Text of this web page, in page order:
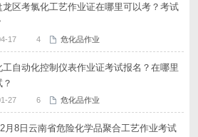
龙区考氯化工艺作业证在哪里可以考？考试
17 4 危化品作业
工自动化控制仪表作业证考试报名？在哪里
27 6 危化品作业
月8日云南省危险化学品聚合工艺作业考试